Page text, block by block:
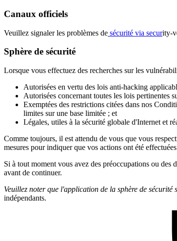
Canaux officiels
Veuillez signaler les problèmes de sécurité via security-
Sphère de sécurité
Lorsque vous effectuez des recherches sur les
Autorisées en vertu des lois anti-hacking
Autorisées concernant toutes les lois pertinentes
Exemptées des restrictions citées dans nos
limites sur une base limitée ; et
Légales, utiles à la sécurité globale d'Internet et
Comme toujours, il est attendu de vous que vous
mesures pour indiquer que vos actions ont été
Si à tout moment vous avez des préoccupations ou
avant de continuer.
Veuillez noter que l'application de la sphère de
indépendants.